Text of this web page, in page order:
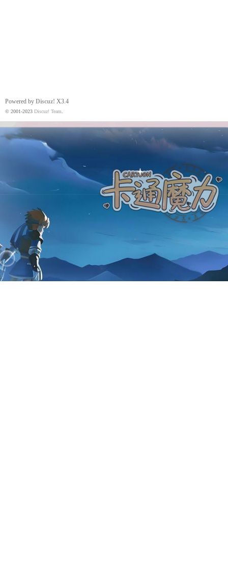
Powered by Discuz! X3.4
© 2001-2023 Discuz! Team